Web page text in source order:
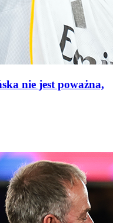
nie jest poważna,